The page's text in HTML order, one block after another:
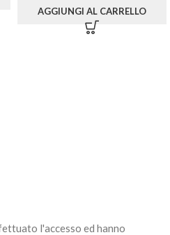
AGGIUNGI AL CARRELLO
l'accesso ed hanno